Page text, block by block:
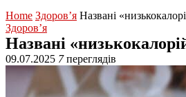
Home Здоров’я Названі
Здоров’я
Названі
09.07.2025 7переглядів